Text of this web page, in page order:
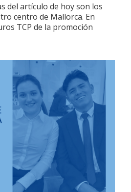
del artículo de hoy son los
centro de Mallorca. En
TCP de la promoción